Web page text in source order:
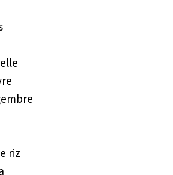
riz